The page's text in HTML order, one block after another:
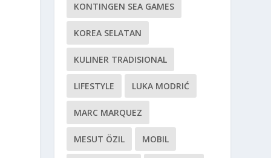
KONTINGEN SEA GAMES
KOREA SELATAN
KULINER TRADISIONAL
LIFESTYLE LUKA MODRIĆ
MARC MARQUEZ
MESUT ÖZIL MOBIL